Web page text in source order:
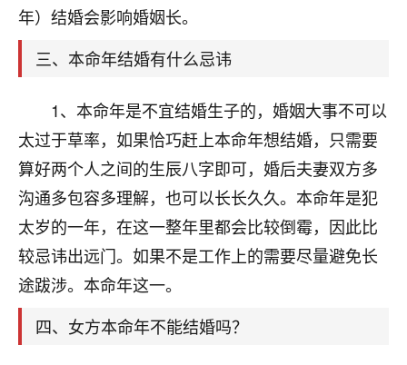
年）结婚会影响婚姻长。
三、本命年结婚有什么忌讳
1、本命年是不宜结婚生子的，婚姻大事不可以
太过于草率，如果恰巧赶上本命年想结婚，只需要
算好两个人之间的生辰八字即可，婚后夫妻双方多
沟通多包容多理解，也可以长长久久。本命年是犯
太岁的一年，在这一整年里都会比较倒霉，因此比
较忌讳出远门。如果不是工作上的需要尽量避免长
途跋涉。本命年这一。
四、女方本命年不能结婚吗？
鹿森：你可以找老师看看，人有时不服命不行
太阳当空赵：我也做餐饮的，生意不算大，但
址、风水、还有开业日子，哪哪都看了，虽然
大环境不好，但是我家生意还可以，前几天又
刚找老师做了补财库，希望财运更好一点！
2小时前 来自海南 18
梦醒时分
我女儿高二叛逆，大半年不上学，一说她就要死要活
的，把我们两口子愁的不行，朋友给我推荐的慧来老
师，一开始我是病急乱投医，这半年来，法事一个个
做完，我女儿跟变了个人一样，不期望她能考多好的
大学，只要能安安稳稳的把书读了，身体心理都健健